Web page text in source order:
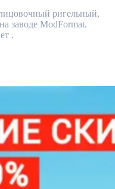
ригельный,
заводе ModFormat.
.